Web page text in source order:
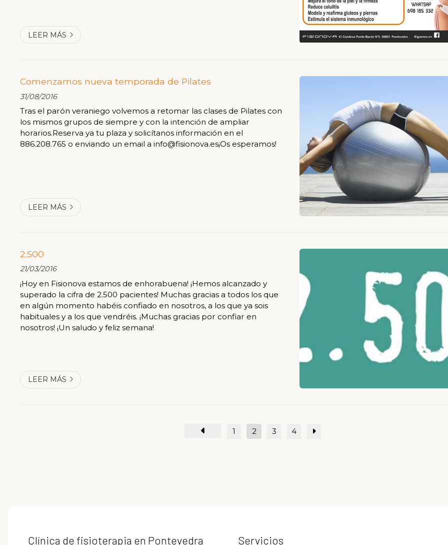
LEER MÁS
Comenzamos nueva temporada de Pilates
31/08/2016
Tras el parón veraniego volvemos a retomar las clases de Pilates con
los mismos grupos de siempre y con la intención de ampliar
horarios.Reserva ya tu plaza y solicítanos información en el
886.208.765 o enviando un email a info@fisionova.es¡Os esperamos!
LEER MÁS
2.500
21/03/2016
¡Hoy en Fisionova estamos de enhorabuena! ¡Hemos alcanzado y
superado la cifra de 2.500 pacientes! Muchas gracias a todos los que
en algún momento habéis confiado en nosotros, a los que ya sois
habituales y a los que vendréis. ¡Muchas gracias por confiar en
nosotros! ¡Un saludo y feliz semana!
LEER MÁS
1 2 3 4
Clínica de fisioterapia en Pontevedra Servicios